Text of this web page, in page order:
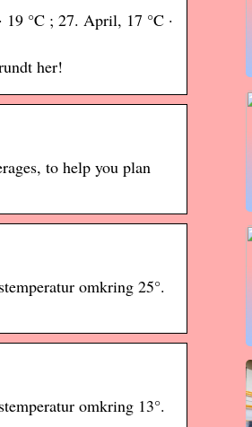
°C ; 27. April, 17 °C ·
her!
to help you plan
omkring 25°.
omkring 13°.